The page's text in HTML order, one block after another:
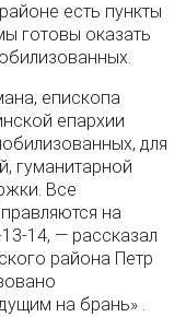
есть пункты
готовы оказать
епископа
епархии
для
гуманитарной
Все
на
14, — рассказал
района Петр
на брань» .